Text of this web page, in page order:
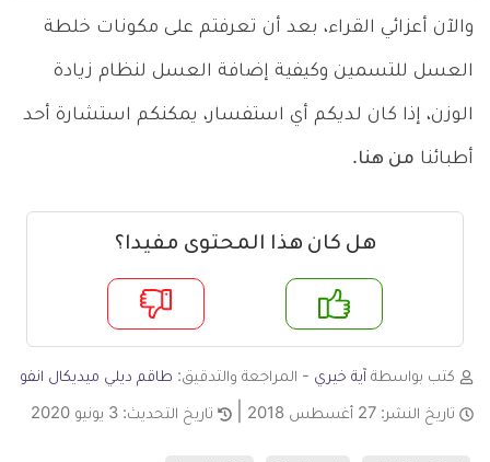
والآن أعزائي القراء، بعد أن تعرفتم على مكونات خلطة
العسل للتسمين وكيفية إضافة العسل لنظام زيادة
الوزن، إذا كان لديكم أي استفسار، يمكنكم استشارة أحد
أطبائنا من هنا.
هل كان هذا المحتوى مفيدا؟
لا
كتب بواسطة آية خيري - المراجعة والتدقيق: طاقم ديلي ميديكال انفو
تاريخ النشر: 27 أغسطس 2018 تاريخ التحديث: 3 يونيو 2020